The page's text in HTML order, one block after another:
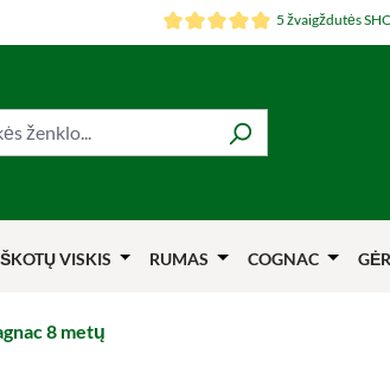
5 žvaigždutės
ŠKOTŲ VISKIS RUMAS COGNAC
8 metų